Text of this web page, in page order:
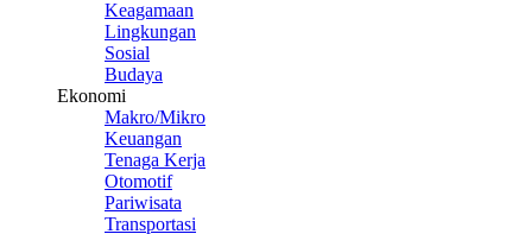
Keagamaan
Lingkungan
Sosial
Budaya
Ekonomi
Makro/Mikro
Keuangan
Tenaga Kerja
Otomotif
Pariwisata
Transportasi